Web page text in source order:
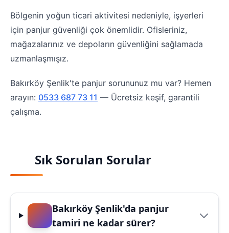
Bölgenin yoğun ticari aktivitesi nedeniyle, işyerleri
için panjur güvenliği çok önemlidir. Ofisleriniz,
mağazalarınız ve depoların güvenliğini sağlamada
uzmanlaşmışız.
Bakırköy Şenlik'te panjur sorununuz mu var? Hemen
arayın: 0533 687 73 11 — Ücretsiz keşif, garantili
çalışma.
Sık Sorulan Sorular
Bakırköy Şenlik'da panjur
tamiri ne kadar sürer?